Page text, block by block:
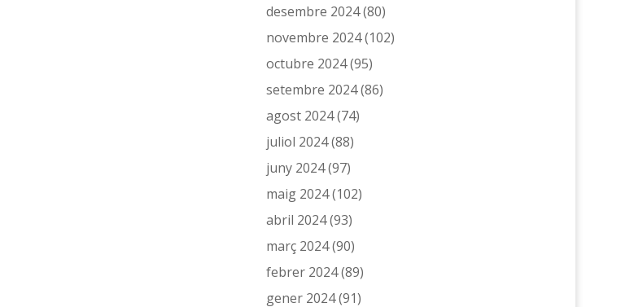
desembre 2024(80)
novembre 2024(102)
octubre 2024(95)
setembre 2024(86)
agost 2024(74)
juliol 2024(88)
juny 2024(97)
maig 2024(102)
abril 2024(93)
març 2024(90)
febrer 2024(89)
gener 2024(91)